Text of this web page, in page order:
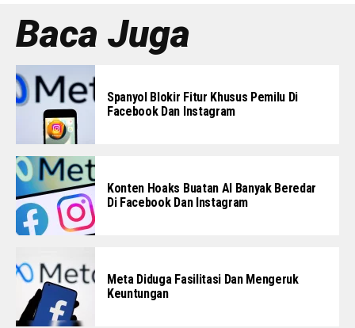
Baca Juga
Spanyol Blokir Fitur Khusus Pemilu Di
Facebook Dan Instagram
Konten Hoaks Buatan AI Banyak Beredar
Di Facebook Dan Instagram
Meta Diduga Fasilitasi Dan Mengeruk
Keuntungan